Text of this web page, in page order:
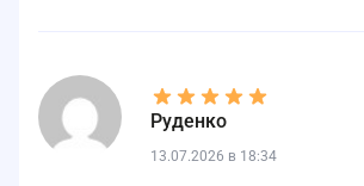
Руденко
13.07.2026 в 18:34